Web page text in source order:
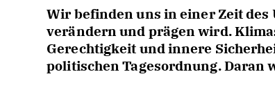
Wir befinden uns in einer Zeit
verändern und prägen wird.
Gerechtigkeit und innere
politischen Tagesordnung. Daran